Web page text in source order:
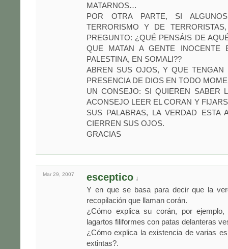
MATARNOS…
POR OTRA PARTE, SI
TERRORISMO Y DE
PREGUNTO: ¿QUÉ PENSÁIS DE
QUE MATAN A GENTE
PALESTINA, EN SOMALI??
ABREN SUS OJOS, Y QUE TENGAN
PRESENCIA DE DIOS EN TODO
UN CONSEJO: SI QUIEREN SABER
ACONSEJO LEER EL CORAN Y
SUS PALABRAS, LA VERDAD ESTA
CIERREN SUS OJOS.
GRACIAS
Mar 29, 2007 esceptico ↓
Y en que se basa para decir que la
recopilación que llaman corán.
¿Cómo explica su corán, por
lagartos filiformes con patas delanteras
¿Cómo explica la existencia de varias
extintas?.